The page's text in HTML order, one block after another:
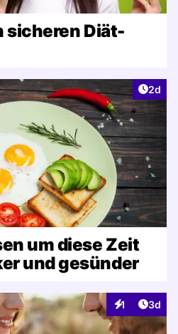
sicheren Diät-
2d
um diese Zeit
und gesünder
1
Interaktionen
3d